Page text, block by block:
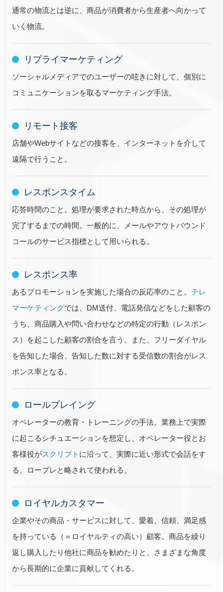
通常の物流とは逆に、商品が消費者から生産者へ向かって
いく物流。
リプライマーケティング
ソーシャルメディアでのユーザーの呟きに対して、個別に
コミュニケーションを取るマーケティング手法。
リモート接客
店舗やWebサイトなどの接客を、インターネットを介して
遠隔で行うこと。
レスポンスタイム
応答時間のこと。処理が要求された時点から、その処理が
完了するまでの時間。一般的に、メールやアウトバウンド
コールのサービス指標として用いられる。
レスポンス率
あるプロモーションを実施した場合の反応率のこと。 テレ
マーケティングでは、DM送付、電話発信などをした顧客の
うち、商品購入や問い合わせなどの特定の行動（レスポン
ス）を起こした顧客の割合を言う。また、フリーダイヤル
を告知した場合、告知した数に対する受信数の割合がレス
ポンス率となる。
ロールプレイング
オペレーターの教育・トレーニングの手法。業務上で実際
に起こるシチュエーションを想定し、オペレーター役とお
客様役がスクリプト に沿って、実際に近い形式で会話をす
る。ロープレと略されて使われる。
ロイヤルカスタマー
企業やその商品・サービスに対して、愛着、信頼、満足感
を持っている（＝ロイヤルティの高い）顧客。商品を繰り
返し購入したり他社に商品を勧めたりと、さまざまな角度
から長期的に企業に貢献してくれる。